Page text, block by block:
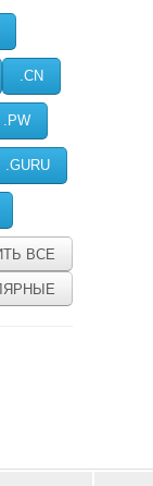
.CN
.PW
.GURU